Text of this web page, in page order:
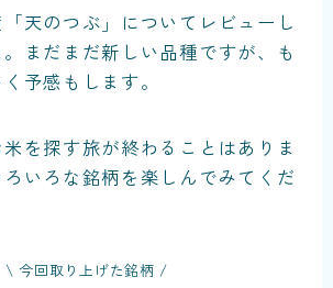
天のつぶ」についてレビューし
まだまだ新しい品種ですが、も
予感もします。
を探す旅が終わることはありま
いろな銘柄を楽しんでみてくだ
\ 今回取り上げた銘柄 /